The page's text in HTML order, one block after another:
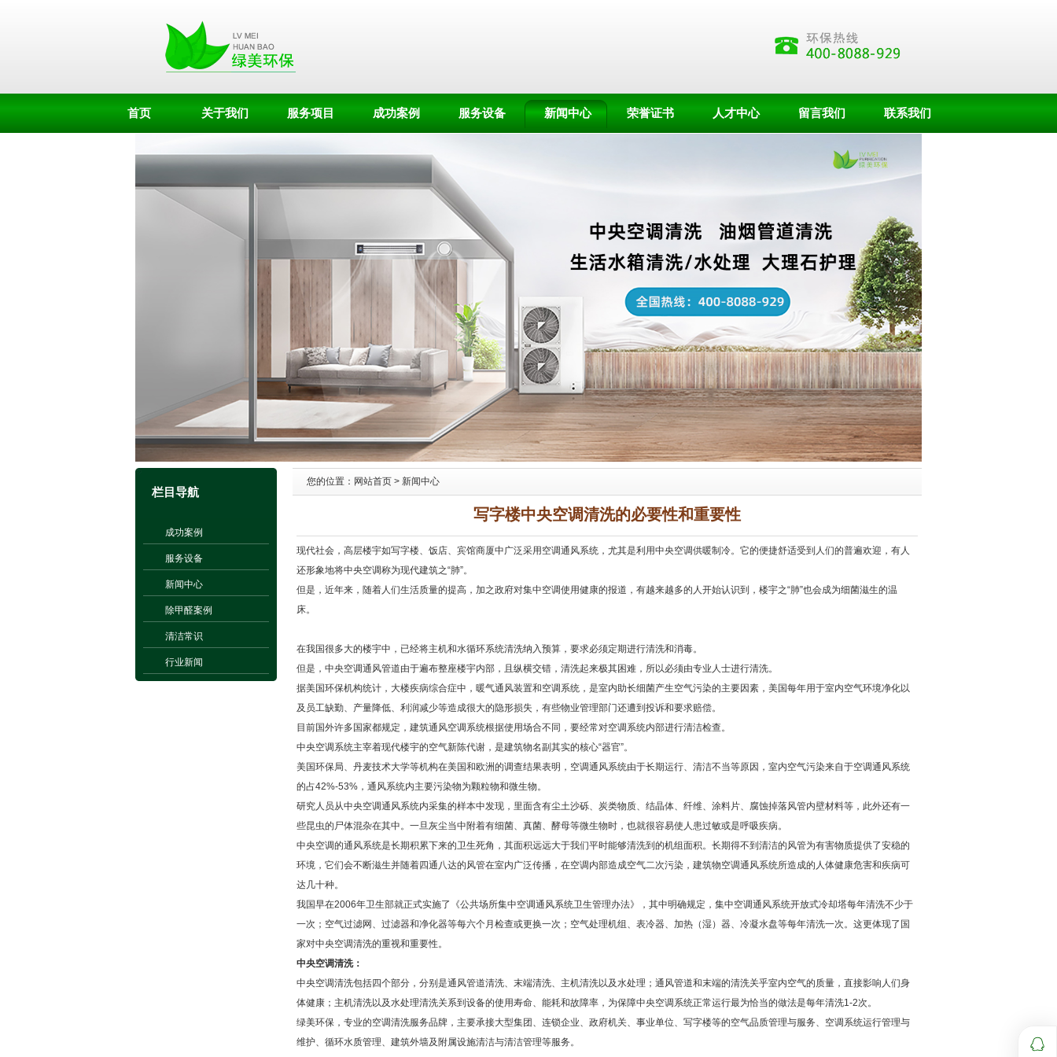
首页 关于我们 服务项目 成功案例 服务设备 新闻中心 荣誉证书 人才中心 留言我们 联系我们
栏目导航
成功案例
服务设备
新闻中心
除甲醛案例
清洁常识
行业新闻
您的位置： 网站首页 > 新闻中心
写字楼中央空调清洗的必要性和重要性
现代社会，高层楼宇如写字楼、饭店、宾馆商厦中广泛采用空调通风系统，尤其是利用中央空调供暖制冷。它的便捷舒适受到人们的普遍欢迎，有人
还形象地将中央空调称为现代建筑之“肺”。
但是，近年来，随着人们生活质量的提高，加之政府对集中空调使用健康的报道，有越来越多的人开始认识到，楼宇之“肺”也会成为细菌滋生的温
床。
在我国很多大的楼宇中，已经将主机和水循环系统清洗纳入预算，要求必须定期进行清洗和消毒。
但是，中央空调通风管道由于遍布整座楼宇内部，且纵横交错，清洗起来极其困难，所以必须由专业人士进行清洗。
据美国环保机构统计，大楼疾病综合症中，暖气通风装置和空调系统，是室内助长细菌产生空气污染的主要因素，美国每年用于室内空气环境净化以
及员工缺勤、产量降低、利润减少等造成很大的隐形损失，有些物业管理部门还遭到投诉和要求赔偿。
目前国外许多国家都规定，建筑通风空调系统根据使用场合不同，要经常对空调系统内部进行清洁检查。
中央空调系统主宰着现代楼宇的空气新陈代谢，是建筑物名副其实的核心“器官”。
美国环保局、丹麦技术大学等机构在美国和欧洲的调查结果表明，空调通风系统由于长期运行、清洁不当等原因，室内空气污染来自于空调通风系统
的占42%-53%，通风系统内主要污染物为颗粒物和微生物。
研究人员从中央空调通风系统内采集的样本中发现，里面含有尘土沙砾、炭类物质、结晶体、纤维、涂料片、腐蚀掉落风管内壁材料等，此外还有一
些昆虫的尸体混杂在其中。一旦灰尘当中附着有细菌、真菌、酵母等微生物时，也就很容易使人患过敏或是呼吸疾病。
中央空调的通风系统是长期积累下来的卫生死角，其面积远远大于我们平时能够清洗到的机组面积。长期得不到清洁的风管为有害物质提供了安稳的
环境，它们会不断滋生并随着四通八达的风管在室内广泛传播，在空调内部造成空气二次污染，建筑物空调通风系统所造成的人体健康危害和疾病可
达几十种。
我国早在2006年卫生部就正式实施了《公共场所集中空调通风系统卫生管理办法》，其中明确规定，集中空调通风系统开放式冷却塔每年清洗不少于
一次；空气过滤网、过滤器和净化器等每六个月检查或更换一次；空气处理机组、表冷器、加热（湿）器、冷凝水盘等每年清洗一次。这更体现了国
家对中央空调清洗的重视和重要性。
中央空调清洗：
中央空调清洗包括四个部分，分别是通风管道清洗、末端清洗、主机清洗以及水处理；通风管道和末端的清洗关乎室内空气的质量，直接影响人们身
体健康；主机清洗以及水处理清洗关系到设备的使用寿命、能耗和故障率，为保障中央空调系统正常运行最为恰当的做法是每年清洗1-2次。
绿美环保，专业的空调清洗服务品牌，主要承接大型集团、连锁企业、政府机关、事业单位、写字楼等的空气品质管理与服务、空调系统运行管理与
维护、循环水质管理、建筑外墙及附属设施清洁与清洁管理等服务。